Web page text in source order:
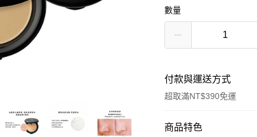
數量
付款與運送方式
超取滿NT$390免運
付款方式
商品特色